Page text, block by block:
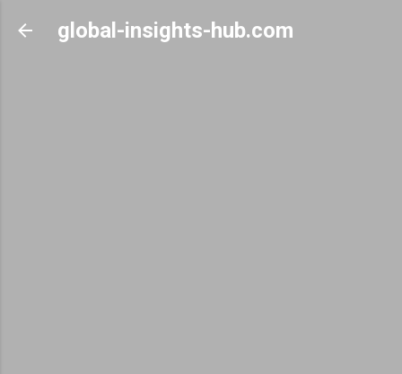
Skip to main content
global-insights-hub.com